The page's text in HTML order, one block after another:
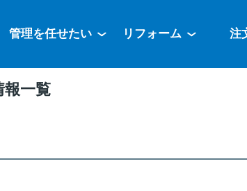
管理を任せたい リフォーム 注
報一覧